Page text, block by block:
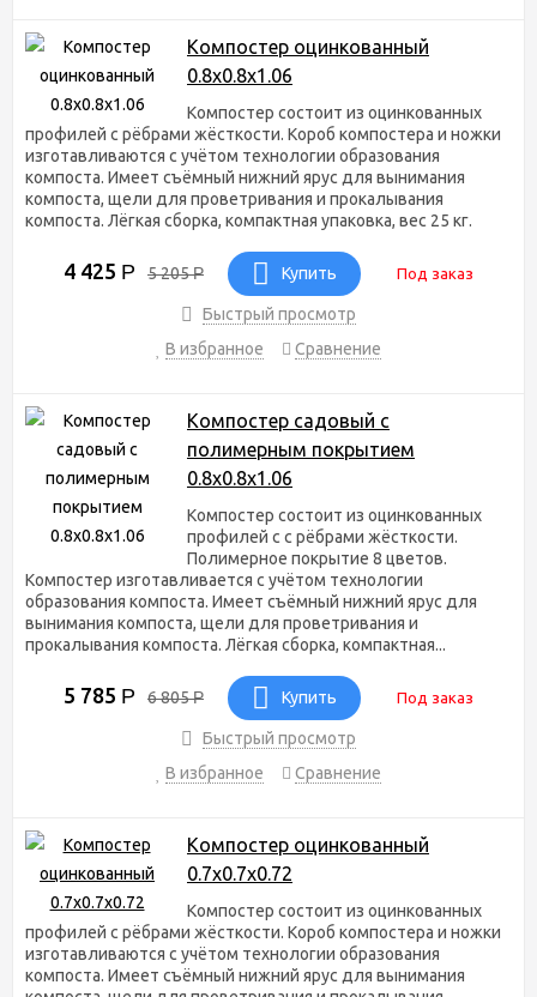
без.
Садовый компостер для дачи
в Волгограде
Купить садовый компостер для дачи необходимой
конструкции и размера можно в нашем интернет-магазине
Сибирские грядки. Вы можете оформить заказ и доставку
металлического компостера на сайте или связаться с
менеджером по телефону +7-931-511-03-40.
Компостер оцинкованный
0.8х0.8х1.06
Компостер состоит из оцинкованных
профилей с рёбрами жёсткости. Короб компостера и ножки
изготавливаются с учётом технологии образования
компоста. Имеет съёмный нижний ярус для вынимания
компоста, щели для проветривания и прокалывания
компоста. Лёгкая сборка, компактная упаковка, вес 25 кг.
4 425 Р 5 205Р Купить Под заказ
Быстрый просмотр
В избранное
Сравнение
Компостер садовый с
полимерным покрытием
0.8х0.8х1.06
Компостер состоит из оцинкованных
профилей с с рёбрами жёсткости.
Полимерное покрытие 8 цветов.
Компостер изготавливается с учётом технологии
образования компоста. Имеет съёмный нижний ярус для
вынимания компоста, щели для проветривания и
прокалывания компоста. Лёгкая сборка, компактная...
5 785 Р 6 805Р Купить Под заказ
Быстрый просмотр
В избранное
Сравнение
Компостер оцинкованный
0.7х0.7х0.72
Компостер состоит из оцинкованных
профилей с рёбрами жёсткости. Короб компостера и ножки
изготавливаются с учётом технологии образования
компоста. Имеет съёмный нижний ярус для вынимания